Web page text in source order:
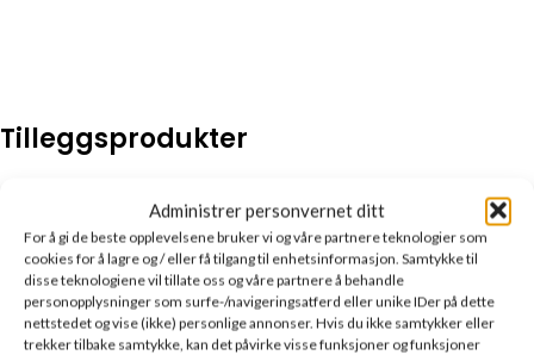
Administrer personvernet ditt
For å gi de beste opplevelsene bruker vi og våre partnere teknologier som
cookies for å lagre og / eller få tilgang til enhetsinformasjon. Samtykke til
disse teknologiene vil tillate oss og våre partnere å behandle
personopplysninger som surfe-/navigeringsatferd eller unike IDer på dette
nettstedet og vise (ikke) personlige annonser. Hvis du ikke samtykker eller
trekker tilbake samtykke, kan det påvirke visse funksjoner og funksjoner
Tilleggsprodukter